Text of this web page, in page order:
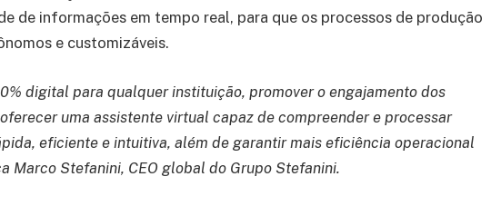
de informações em tempo real, para que os processos de produção
e customizáveis.
digital para qualquer instituição, promover o engajamento dos
uma assistente virtual capaz de compreender e processar
eficiente e intuitiva, além de garantir mais eficiência operacional
Marco Stefanini, CEO global do Grupo Stefanini.